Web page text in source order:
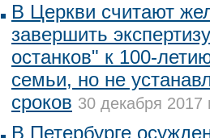
В Церкви считают
завершить
останков" к 100-
семьи, но не
сроков 30 декабря 2017
В Петербурге